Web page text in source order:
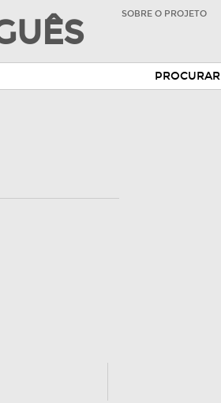
SOBRE O PROJETO
PROCURAR